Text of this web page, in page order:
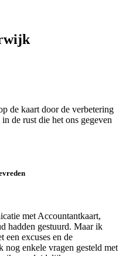
de kaart door de verbetering
de rust die het ons gegeven
met Accountantkaart,
hadden gestuurd. Maar ik
een excuses en de
nog enkele vragen gesteld met